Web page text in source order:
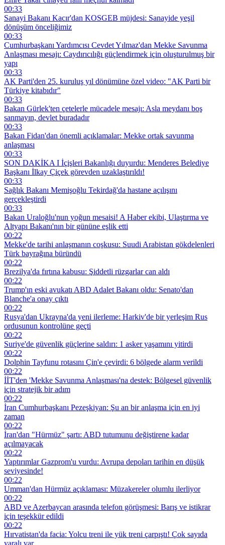
00:33
Sanayi Bakanı Kacır'dan KOSGEB müjdesi: Sanayide yeşil
dönüşüm önceliğimiz
00:33
Cumhurbaşkanı Yardımcısı Cevdet Yılmaz'dan Mekke Savunma
Anlaşması mesajı: Caydırıcılığı güçlendirmek için oluşturulmuş bir
yapı
00:33
AK Parti'den 25. kuruluş yıl dönümüne özel video: "AK Parti bir
Türkiye kitabıdır"
00:33
Bakan Gürlek'ten çetelerle mücadele mesajı: Asla meydanı boş
sanmayın, devlet buradadır
00:33
Bakan Fidan'dan önemli açıklamalar: Mekke ortak savunma
anlaşması
00:33
SON DAKİKA I İçişleri Bakanlığı duyurdu: Menderes Belediye
Başkanı İlkay Çiçek görevden uzaklaştırıldı!
00:33
Sağlık Bakanı Memişoğlu Tekirdağ'da hastane açılışını
gerçekleştirdi
00:33
Bakan Uraloğlu'nun yoğun mesaisi! A Haber ekibi, Ulaştırma ve
Altyapı Bakanı'nın bir gününe eşlik etti
00:22
Mekke'de tarihi anlaşmanın coşkusu: Suudi Arabistan gökdelenleri
Türk bayrağına büründü
00:22
Brezilya'da fırtına kabusu: Şiddetli rüzgarlar can aldı
00:22
Trump'ın eski avukatı ABD Adalet Bakanı oldu: Senato'dan
Blanche'a onay çıktı
00:22
Rusya'dan Ukrayna'da yeni ilerleme: Harkiv'de bir yerleşim Rus
ordusunun kontrolüne geçti
00:22
Suriye'de güvenlik güçlerine saldırı: 1 asker yaşamını yitirdi
00:22
Dolphin Tayfunu rotasını Çin'e çevirdi: 6 bölgede alarm verildi
00:22
İİT'den 'Mekke Savunma Anlaşması'na destek: Bölgesel güvenlik
için stratejik bir adım
00:22
İran Cumhurbaşkanı Pezeşkiyan: Şu an bir anlaşma için en iyi
zaman
00:22
İran'dan "Hürmüz" şartı: ABD tutumunu değiştirene kadar
açılmayacak
00:22
Yaptırımlar Gazprom'u vurdu: Avrupa depoları tarihin en düşük
seviyesinde!
00:22
Umman'dan Hürmüz açıklaması: Müzakereler olumlu ilerliyor
00:22
ABD ve Azerbaycan arasında telefon görüşmesi: Barış ve istikrar
için teşekkür edildi
00:22
Hırvatistan'da facia: Yolcu treni ile yük treni çarpıştı! Çok sayıda
yaralı var